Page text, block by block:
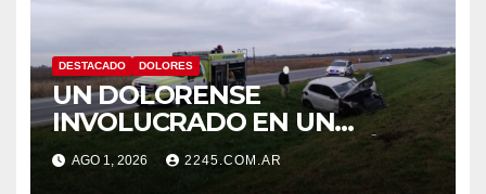
DESTACADO DOLORES
UN DOLORENSE
INVOLUCRADO EN UN
SINIESTRO QUE TERMINÓ
CON DESPISTE Y VUELCO
AGO 1, 2026 2245.COM.AR